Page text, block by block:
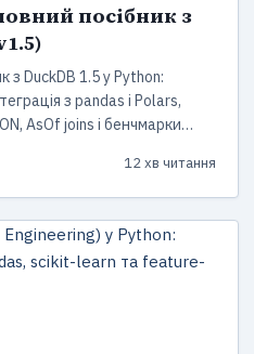
посібник з
з DuckDB 1.5 у Python:
з pandas і Polars,
AsOf joins і бенчмарки
12 хв читання